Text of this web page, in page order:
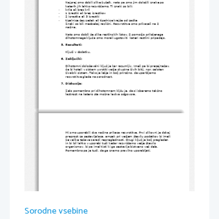
Najprej smo dobili slike žuželk, nato pa smo jim določili znake po
katerih jih lahko razvrščamo. Ti znaki so bili:
-
krila ali brez kril
-
z izrastki ali brez izrastkov
-
2 izrastka ali 3 izrastki
-
tipalnice čez zadek ali tipalnice krajše od zadka
Znaki so bili medseboj različni. Razvrstitve smo prikazali na 2
načina.
Nato smo dobili še slike rastlinskih listov. S pomočjo priloženega
dihotomnega ključa smo morali ugotoviti  kateri rastlini pripadajo.
5. Rezultati:
Ključi v dodatku.
6. Zaključki:
Dihotomni določevalni ključ je kar razumljiv. Imeli pa bi prezej težav,
če bi hoteli v sistem uvrstiti večje skupine živih bitij, npr. celoten
živalski sistem. Tako je lažje in bolj priročno, da uparbljamo
razvrstitve glede na sorodnost.
7. Diskusija:
Zelo pomembno pri dihotomnem kljču je, da si izberemo takšno
lastnost na katero sta možna le dva odgovora.
Mi smo uporabili dva načina prikaza razvrstitve. Prvi slikovni je dokaj
preprost za sestavljalaca, ampak pri večjem številu podatkov bi imeli
že velike težave zaradi nepreglednosti. Drugi ključ je bolj pregleden
in bi bil lahko v uporabi tudi kadar razvrščamo večje število
organizmov, bi pa imel tisti ki ga sestavlja bistveno več dela.
Pomembno pa je tudi, da ga znamo pravilno uporabljati.
Sorodne vsebine